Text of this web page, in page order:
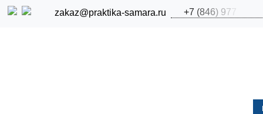
zakaz@praktika-samara.ru +7 (846) 977